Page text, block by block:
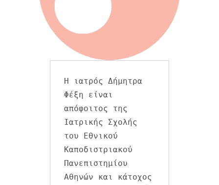
Η ιατρός Δήμητρα
Φέξη είναι
απόφοιτος της
Ιατρικής Σχολής
του Εθνικού
Καποδιστριακού
Πανεπιστημίου
Αθηνών και κάτοχος